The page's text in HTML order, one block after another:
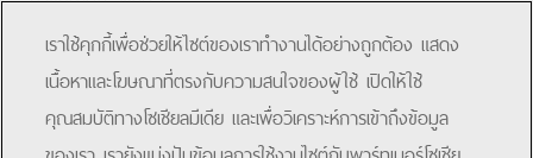
บางปะกอกสมุทรปราการ
FacebookYoutubeLine
โรงพยาบาลบางปะกอก 9 อินเตอร์เนชั่นแนล
เราใช้คุกกี้เพื่อช่วยให้ไซต์ของเราทำงานได้อย่างถูกต้อง แสดง
เนื้อหาและโฆษณาที่ตรงกับความสนใจของผู้ใช้ เปิดให้ใช้
คุณสมบัติทางโซเชียลมีเดีย และเพื่อวิเคราะห์การเข้าถึงข้อมูล